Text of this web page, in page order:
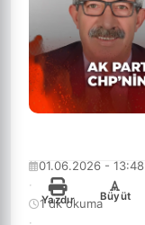
01.06.2026 - 13:48
·
1 dk okuma
Yazdır
+
Büyüt